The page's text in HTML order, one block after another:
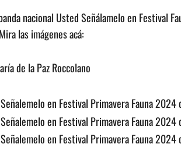
nacional Usted Señálamelo en Festival
las imágenes acá:
de la Paz Roccolano